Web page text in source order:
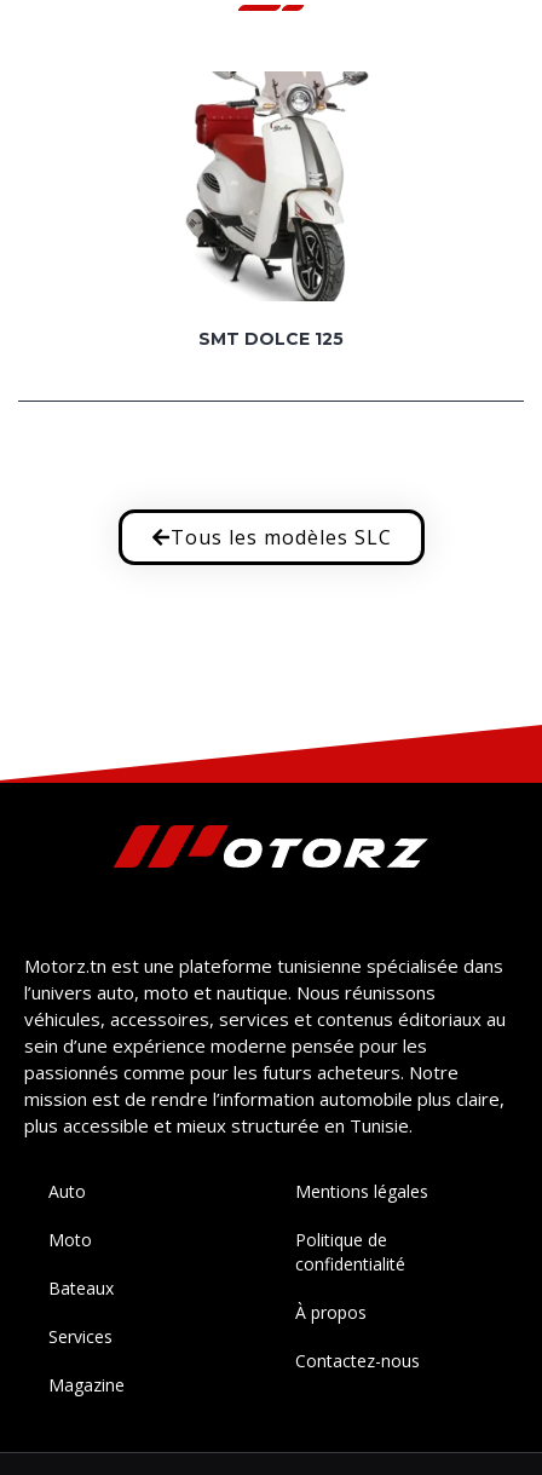
SMT DOLCE 125
Tous les modèles SLC
Motorz.tn est une plateforme tunisienne spécialisée dans
l’univers auto, moto et nautique. Nous réunissons
véhicules, accessoires, services et contenus éditoriaux au
sein d’une expérience moderne pensée pour les
passionnés comme pour les futurs acheteurs. Notre
mission est de rendre l’information automobile plus claire,
plus accessible et mieux structurée en Tunisie.
Auto
Moto
Bateaux
Services
Magazine
Mentions légales
Politique de
confidentialité
À propos
Contactez-nous